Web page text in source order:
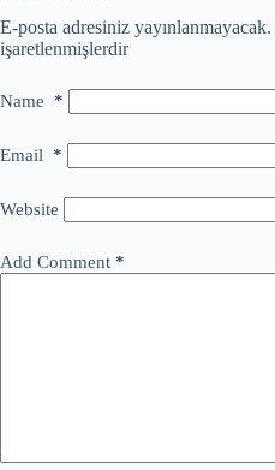
E-posta adresiniz yayınlanmayacak.
işaretlenmişlerdir
Name *
Email *
Website
Add Comment *